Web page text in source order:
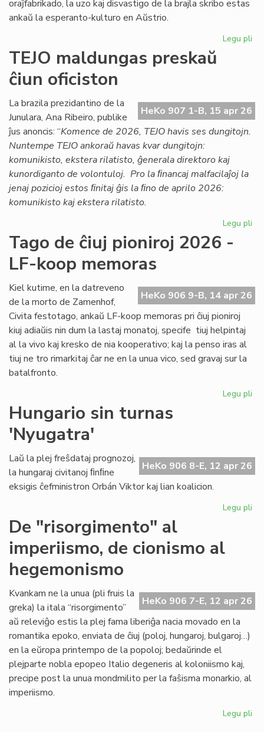
oraĵfabrikado, la uzo kaj disvastigo de la brajla skribo estas
ankaŭ la esperanto-kulturo en Aŭstrio.
Legu pli
TEJO maldungas preskaŭ
ĉiun oficiston
HeKo 907 1-B, 15 apr 26
La brazila prezidantino de la
Junulara, Ana Ribeiro, publike
ĵus anoncis: “Komence de 2026, TEJO havis ses dungitojn.
Nuntempe TEJO ankoraŭ havas kvar dungitojn:
komunikisto, ekstera rilatisto, ĝenerala direktoro kaj
kunordiganto de volontuloj. Pro la ﬁnancaj malfacilaĵoj la
jenaj pozicioj estos ﬁnitaj ĝis la ﬁno de aprilo 2026:
komunikisto kaj ekstera rilatisto.
Legu pli
Tago de ĉiuj pioniroj 2026 -
LF-koop memoras
HeKo 906 9-B, 14 apr 26
Kiel kutime, en la datreveno
de la morto de Zamenhof,
Civita festotago, ankaŭ LF-koop memoras pri ĉiuj pioniroj
kiuj adiaŭis nin dum la lastaj monatoj, specife tiuj helpintaj
al la vivo kaj kresko de nia kooperativo; kaj la penso iras al
tiuj ne tro rimarkitaj ĉar ne en la unua vico, sed gravaj sur la
batalfronto.
Legu pli
Hungario sin turnas
'Nyugatra'
HeKo 906 8-E, 12 apr 26
Laŭ la plej freŝdataj prognozoj,
la hungaraj civitanoj ﬁnﬁne
eksigis ĉefministron Orbán Viktor kaj lian koalicion.
Legu pli
De "risorgimento" al
imperiismo, de cionismo al
hegemonismo
HeKo 906 7-E, 12 apr 26
Kvankam ne la unua (pli fruis la
greka) la itala “risorgimento”
aŭ releviĝo estis la plej fama liberiĝa nacia movado en la
romantika epoko, enviata de ĉiuj (poloj, hungaroj, bulgaroj…)
en la eŭropa printempo de la popoloj; bedaŭrinde el
plejparte nobla epopeo Italio degeneris al koloniismo kaj,
precipe post la unua mondmilito per la faŝisma monarkio, al
imperiismo.
Legu pli